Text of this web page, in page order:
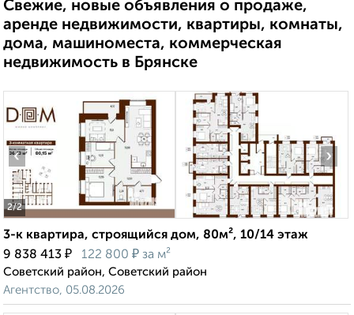
Свежие, новые объявления о продаже,
аренде недвижимости, квартиры, комнаты,
дома, машиноместа, коммерческая
недвижимость в Брянске
2/2
‹ ›
3-к квартира, строящийся дом, 80м², 10/14 этаж
9 838 413 ₽ 122 800 ₽ за м²
Советский район, Советский район
Агентство, 05.08.2026